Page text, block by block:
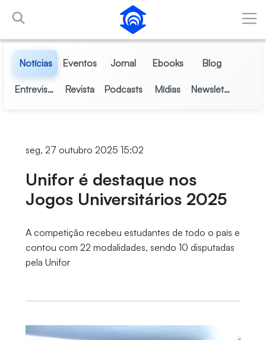
Pular para o Conteúdo principal
Notícias Eventos Jornal Ebooks Blog
Entrevistas Revista Podcasts Mídias Newsletter
seg, 27 outubro 2025 15:02
Unifor é destaque nos
Jogos Universitários 2025
A competição recebeu estudantes de todo o país e
contou com 22 modalidades, sendo 10 disputadas
pela Unifor